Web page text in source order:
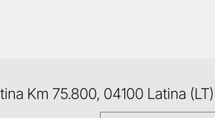
Km 75.800, 04100 Latina (LT)